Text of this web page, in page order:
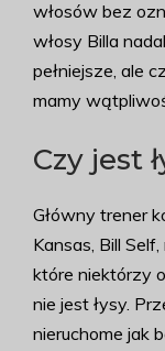
włosów bez
włosy Billa
pełniejsze, ale
mamy
Czy jest
Główny trener
Kansas, Bill
które niektórzy
nie jest łysy.
nieruchome jak